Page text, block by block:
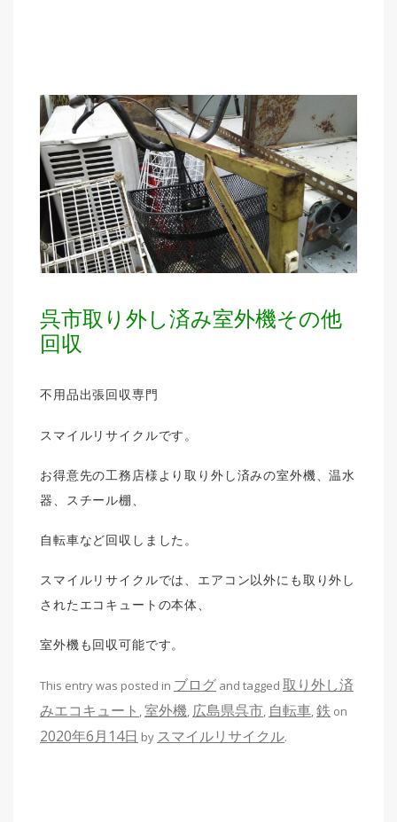
呉市取り外し済み室外機その他
回収
不用品出張回収専門
スマイルリサイクルです。
お得意先の工務店様より取り外し済みの室外機、温水
器、スチール棚、
自転車など回収しました。
スマイルリサイクルでは、エアコン以外にも取り外し
されたエコキュートの本体、
室外機も回収可能です。
This entry was posted in ブログ and tagged 取り外し済
みエコキュート ,室外機, 広島県呉市, 自転車,鉄 on
2020年6月14日 by スマイルリサイクル.